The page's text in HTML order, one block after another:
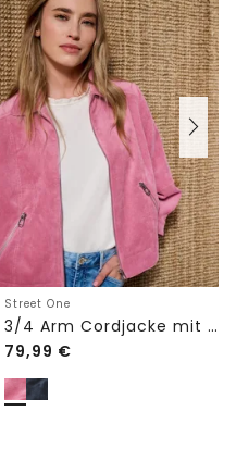
Street One
3/4 Arm Cordjacke mit Hemdkragen
79,99 €